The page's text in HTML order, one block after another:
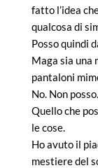
fatto l’idea
qualcosa di
Posso quindi
Maga sia una
pantaloni
No. Non posso.
Quello che
le cose.
Ho avuto il
mestiere del